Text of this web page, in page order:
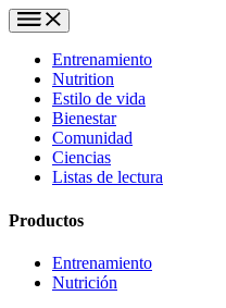
Entrenamiento
Nutrition
Estilo de vida
Bienestar
Comunidad
Ciencias
Listas de lectura
Productos
Entrenamiento
Nutrición